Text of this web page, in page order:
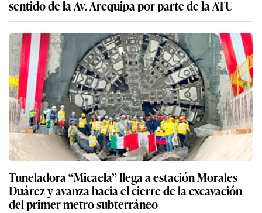
sentido de la Av. Arequipa por parte de la ATU
Tuneladora “Micaela” llega a estación Morales
Duárez y avanza hacia el cierre de la excavación
del primer metro subterráneo